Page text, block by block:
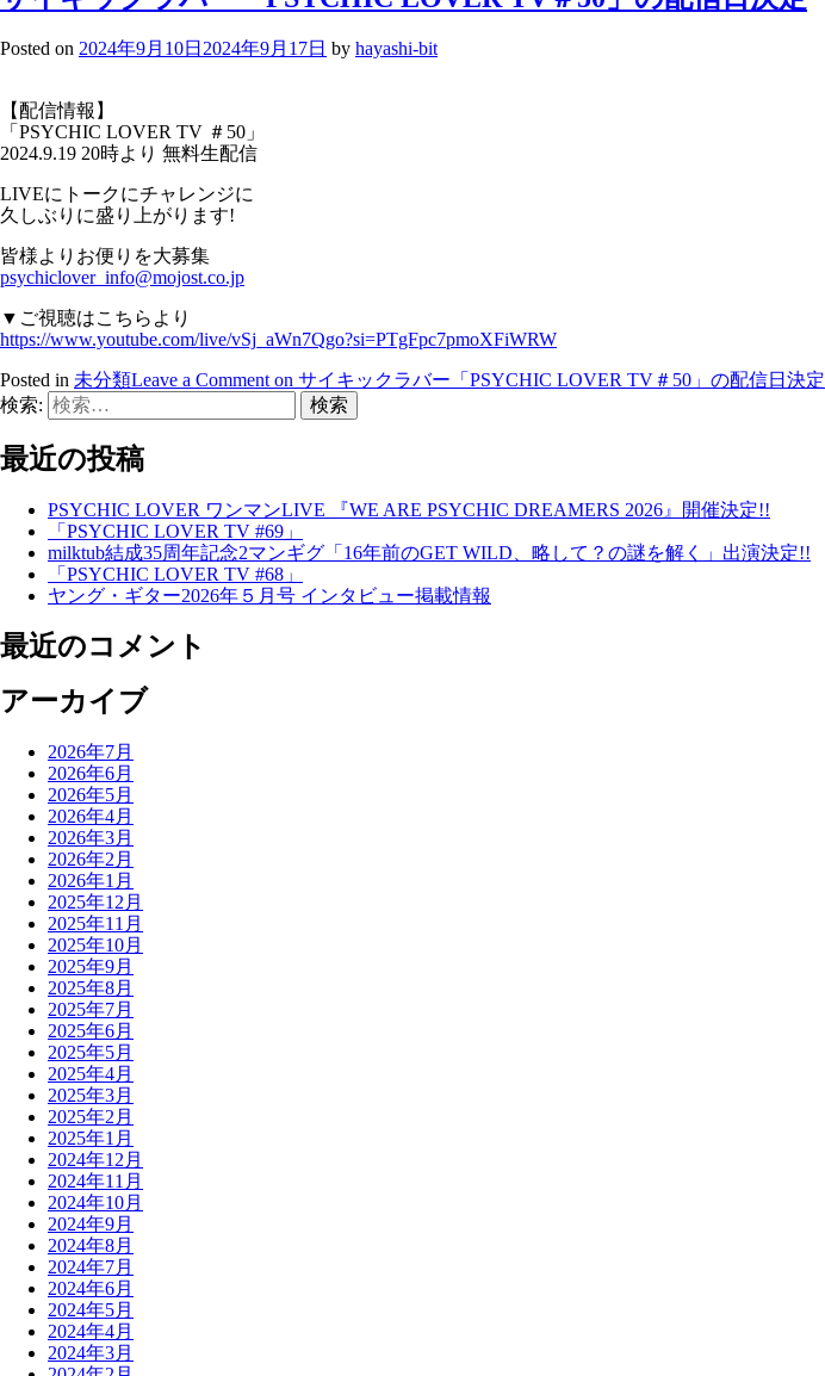
Posted on 2024年9月10日 2024年9月17日 by hayashi-bit
【配信情報】
「PSYCHIC LOVER TV ＃50」
2024.9.19 20時より 無料生配信
LIVEにトークにチャレンジに
久しぶりに盛り上がります!
皆様よりお便りを大募集
psychiclover_info@mojost.co.jp
▼ご視聴はこちらより
https://www.youtube.com/live/vSj_aWn7Qgo?si=PTgFpc7pmoXFiWRW
Posted in 未分類Leave a Comment on サイキックラバー「PSYCHIC LOVER TV＃50」の配信日決定
検索:
最近の投稿
PSYCHIC LOVER ワンマンLIVE 『WE ARE PSYCHIC DREAMERS 2026』開催決定!!
「PSYCHIC LOVER TV #69」
milktub結成35周年記念2マンギグ「16年前のGET WILD、略して？の謎を解く」出演決定!!
「PSYCHIC LOVER TV #68」
ヤング・ギター2026年５月号 インタビュー掲載情報
最近のコメント
アーカイブ
2026年7月
2026年6月
2026年5月
2026年4月
2026年3月
2026年2月
2026年1月
2025年12月
2025年11月
2025年10月
2025年9月
2025年8月
2025年7月
2025年6月
2025年5月
2025年4月
2025年3月
2025年2月
2025年1月
2024年12月
2024年11月
2024年10月
2024年9月
2024年8月
2024年7月
2024年6月
2024年5月
2024年4月
2024年3月